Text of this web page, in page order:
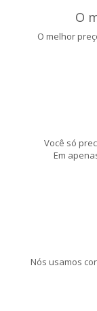
O
O melhor
Você só
Em
Nós usamos